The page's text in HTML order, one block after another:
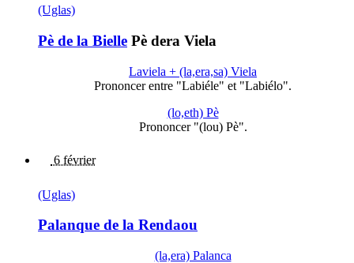
(Uglas)
Pè de la Bielle Pè dera Viela
Laviela + (la,era,sa) Viela
Prononcer entre "Labiéle" et "Labiélo".
(lo,eth) Pè
Prononcer "(lou) Pè".
6 février
(Uglas)
Palanque de la Rendaou
(la,era) Palanca